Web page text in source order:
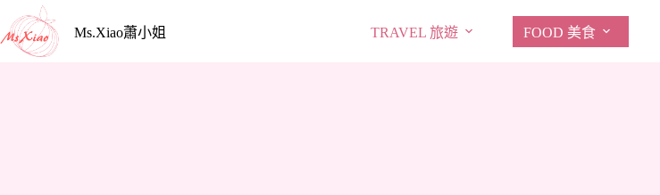
至
Ms.Xiao蕭小姐 TRAVEL 旅遊 FOOD 美食